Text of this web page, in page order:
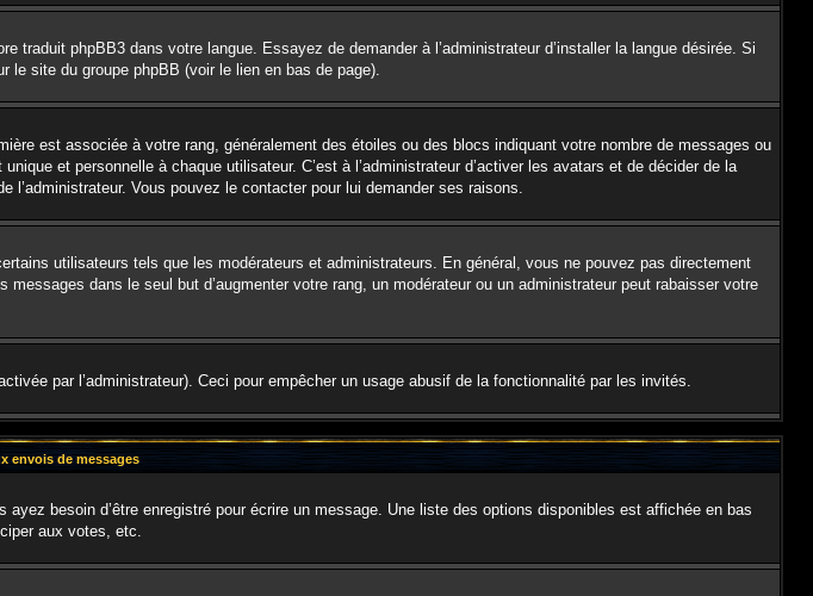
traduit phpBB3 dans votre langue. Essayez de demander à l’administrateur d’installer la langue désirée. Si
le site du groupe phpBB (voir le lien en bas de page).
est associée à votre rang, généralement des étoiles ou des blocs indiquant votre nombre de messages ou
et personnelle à chaque utilisateur. C’est à l’administrateur d’activer les avatars et de décider de la
l’administrateur. Vous pouvez le contacter pour lui demander ses raisons.
utilisateurs tels que les modérateurs et administrateurs. En général, vous ne pouvez pas directement
dans le seul but d’augmenter votre rang, un modérateur ou un administrateur peut rabaisser votre
par l’administrateur). Ceci pour empêcher un usage abusif de la fonctionnalité par les invités.
envois de messages
besoin d’être enregistré pour écrire un message. Une liste des options disponibles est affichée en bas
aux votes, etc.